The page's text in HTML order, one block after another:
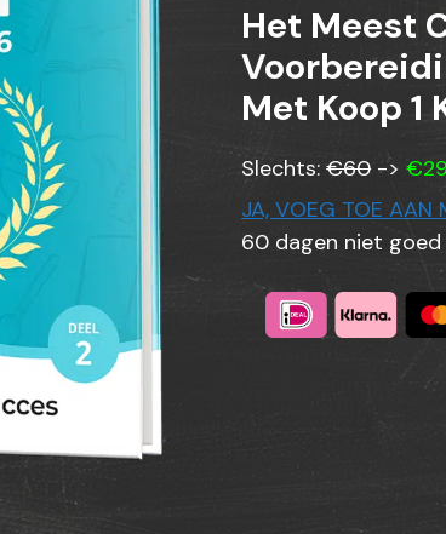
Het Meest
Met Koop 1
Slechts:€60->
JA, VOEG TOE AAN
60 dagen niet